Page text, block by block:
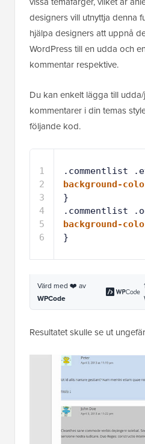
designers vill utnyttja denna
hjälpa designers att uppnå
WordPress till en udda och
kommentar respektive.
kommentarer i din temas
följande kod.
2
3
4
5
6
background-
}
.commentlist
background-
}
Värd med ❤️ av
Resultatet skulle se ut